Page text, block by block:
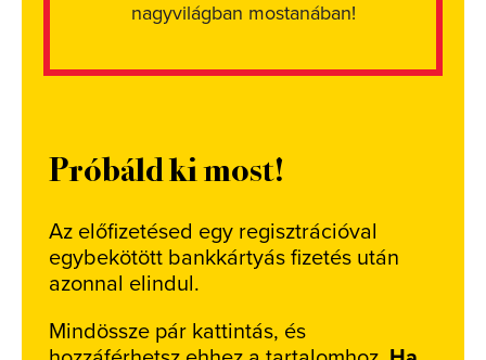
nagyvilágban mostanában!
Próbáld ki most!
Az előfizetésed egy regisztrációval
egybekötött bankkártyás fizetés után
azonnal elindul.
Mindössze pár kattintás, és